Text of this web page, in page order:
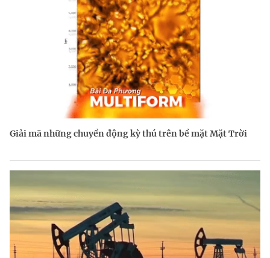
Giải mã những chuyển động kỳ thú trên bề mặt Mặt Trời